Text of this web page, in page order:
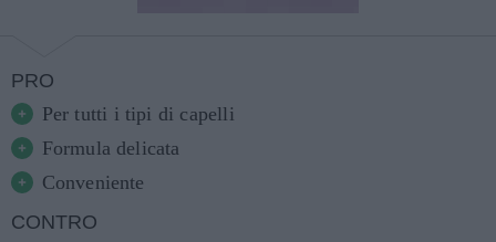
PRO
Per tutti i tipi di capelli
Formula delicata
Conveniente
CONTRO